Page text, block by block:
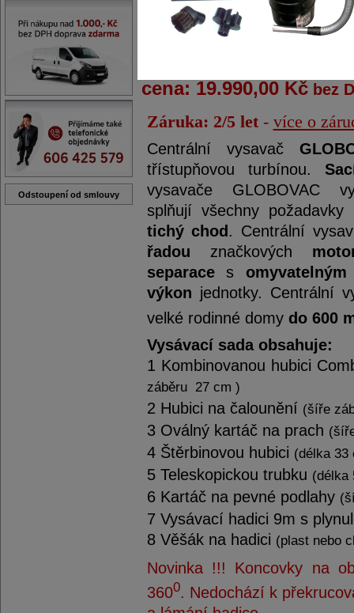
Odstoupení od smlouvy
zvětšit obrázek
cena: 19.990,00 Kč bez
Záruka: 2/5 let- více o
Centrální vysavač
třístupňovou turbínou.
vysavače GLOBOVAC
splňují všechny
tichý chod . Centrální
řadou značkových
separaces
výkon jednotky. Centrální
velké rodinné domy do 600
Vysávací sada obsahuje:
1 Kombinovanou hubici
záběru 27 cm )
2 Hubici na čalounění (šíře
3 Oválný kartáč na prach
4 Štěrbinovou hubici (délka 33
5 Teleskopickou trubku (délka
6 Kartáč na pevné podlahy
7 Vysávací hadici 9m s
8 Věšák na hadici (plast nebo
Novinka !!! Koncovky na
3600. Nedochází k